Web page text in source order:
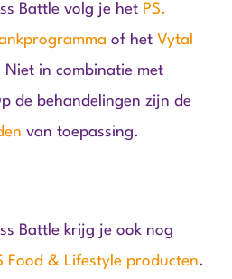
Battle volg je het PS.
of het Vytal
Niet in combinatie met
de behandelingen zijn de
van toepassing.
Battle krijg je ook nog
Food & Lifestyle producten.